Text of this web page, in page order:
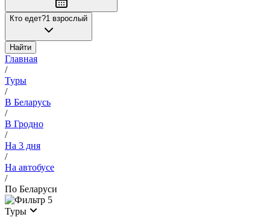
Кто едет?1 взрослый
Найти
Главная
/
Туры
/
В Беларусь
/
В Гродно
/
На 3 дня
/
На автобусе
/
По Беларуси
5
Туры